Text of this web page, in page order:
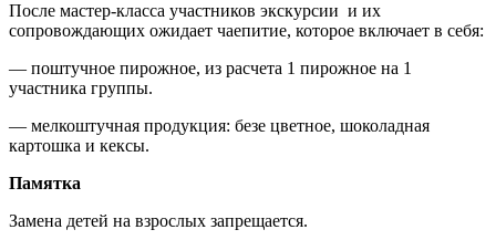
После мастер-класса участников экскурсии и их
сопровождающих ожидает чаепитие, которое включает в себя:
— поштучное пирожное, из расчета 1 пирожное на 1
участника группы.
— мелкоштучная продукция: безе цветное, шоколадная
картошка и кексы.
Памятка
Замена детей на взрослых запрещается.